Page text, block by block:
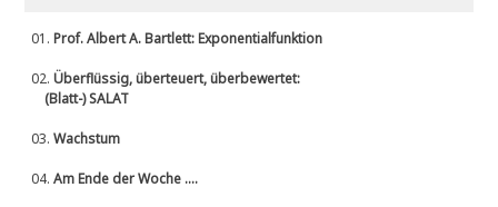
01.Prof. Albert A. Bartlett: Exponentialfunktion
02.Überflüssig, überteuert, überbewertet:
(Blatt-) SALAT
03.Wachstum
04.Am Ende der Woche ....